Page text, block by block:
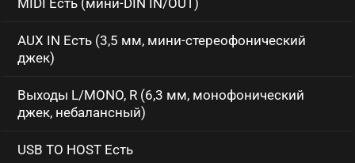
MIDI Есть (мини-DIN IN/OUT)
AUX IN Есть (3,5 мм, мини-стереофонический
джек)
Выходы L/MONO, R (6,3 мм, монофонический
джек, небалансный)
USB TO HOST Есть